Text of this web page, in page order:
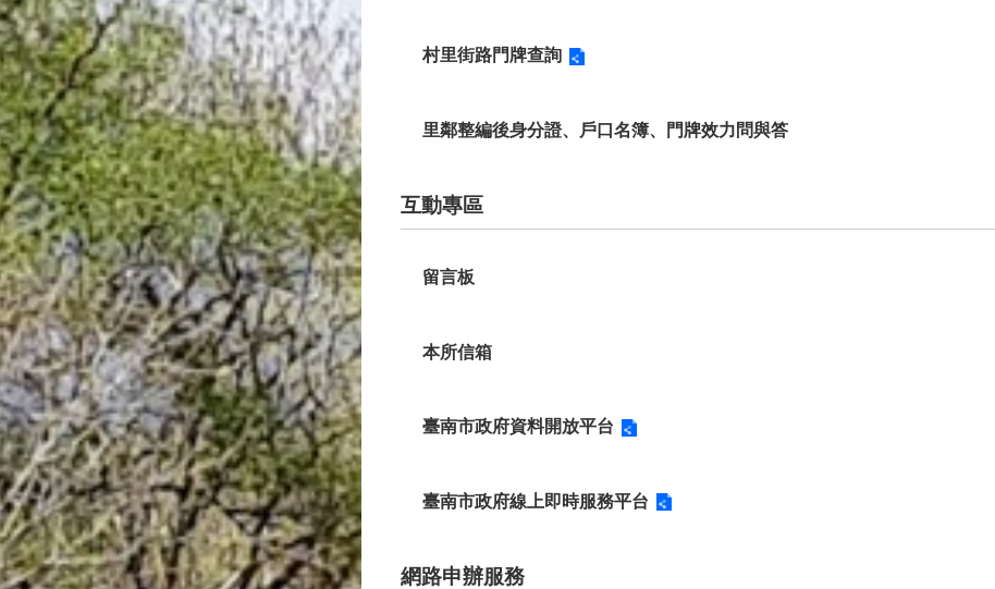
村里街路門牌查詢
里鄰整編後身分證、戶口名簿、門牌效力問與答
互動專區
留言板
本所信箱
臺南市政府資料開放平台
臺南市政府線上即時服務平台
網路申辦服務